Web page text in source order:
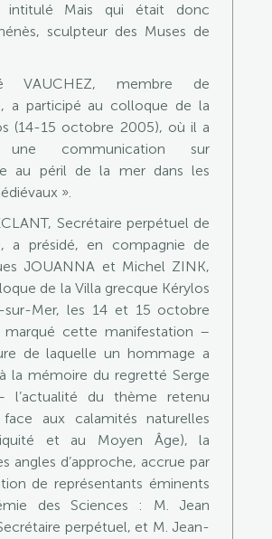
intitulé Mais qui était donc
sculpteur des Muses de
VAUCHEZ, membre de
a participé au colloque de la
(14-15 octobre 2005), où il a
une communication sur
au péril de la mer dans les
».
Secrétaire perpétuel de
a présidé, en compagnie de
JOUANNA et Michel ZINK,
de la Villa grecque Kérylos
sur-Mer, les 14 et 15 octobre
marqué cette manifestation –
de laquelle un hommage a
la mémoire du regretté Serge
l’actualité du thème retenu
face aux calamités naturelles
et au Moyen Âge), la
angles d’approche, accrue par
de représentants éminents
des Sciences : M. Jean
perpétuel, et M. Jean-